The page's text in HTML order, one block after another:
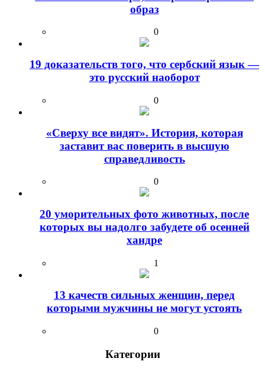
образ
0
19 доказательств того, что сербский язык —
это русский наоборот
0
«Сверху все видят». История, которая
заставит вас поверить в высшую
справедливость
0
20 уморительных фото животных, после
которых вы надолго забудете об осенней
хандре
1
13 качеств сильных женщин, перед
которыми мужчины не могут устоять
0
Категории